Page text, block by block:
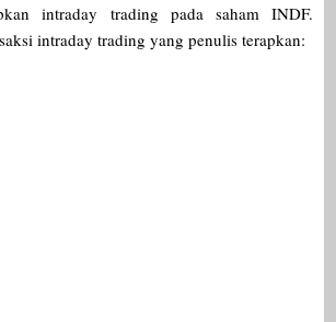
intraday trading pada saham INDF.
intraday trading yang penulis terapkan: